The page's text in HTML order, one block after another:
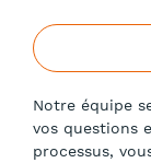
Notre équipe
vos questions
processus,